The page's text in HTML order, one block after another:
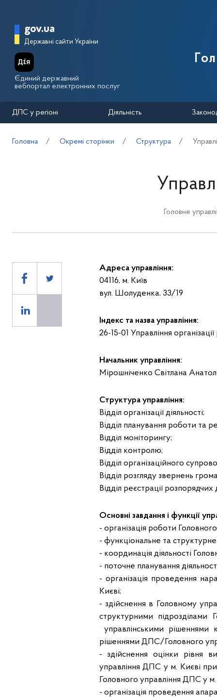
Головна сторінка Державної
gov.ua
Державні сайти України
Єдиний державний
вебпортал електронних послуг
ДПС у регіоні Діяльність
Головна Окремі сторінки Структура
Головне
Адреса управління:
04116, м. Київ
вул. Шолуденка, 33/19
Індекс та назва управління:
26-15-01 Управління
Начальник управління:
Мірошніченко Світлана
Структура управління:
Відділ організації діяльності;
Відділ планування роботи та
Відділ моніторингу;
Відділ контролю;
Відділ організаційного
Відділ розгляду звернень
Відділ реєстрації розпорядчих
Основні завдання і функції
- організація роботи
- функціональне та
- координація діяльності
- поточне планування
- організація проведення
Києві;
- здійснення в Головному
структурними
управлінськими
рішеннями ДПС/Головного
- здійснення оцінки рівня
управління ДПС у м. Києві
Головного управління ДПС у м.
- організація проведення